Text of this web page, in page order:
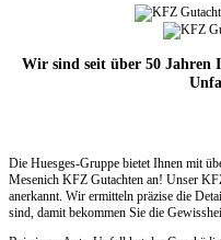
Wir sind seit über 50
Die Huesges-Gruppe bietet Ihnen mit
Mesenich KFZ Gutachten an! Unser
anerkannt. Wir ermitteln präzise die
sind, damit bekommen Sie die